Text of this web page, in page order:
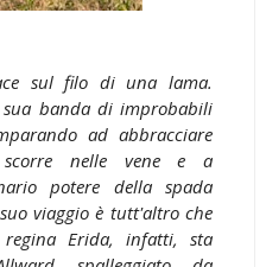
sul filo di una lama.
sua banda di improbabili
ad abbracciare
nelle vene e a
potere della spada
viaggio è tutt'altro che
regina Erida, infatti, sta